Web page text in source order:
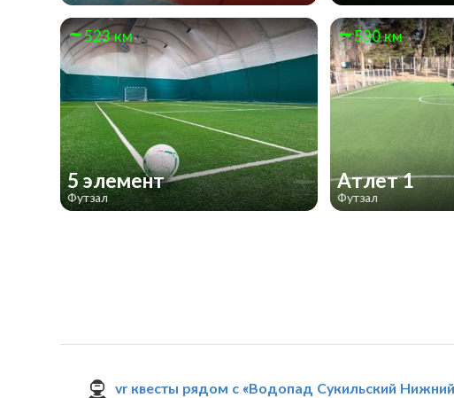
523 км
5 элемент
Футзал
530 км
Атлет 1
Футзал
vr квесты рядом с «Водопад Сукильский